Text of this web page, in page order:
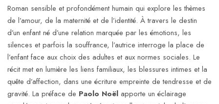
Roman sensible et profondément humain qui explore les thèmes
de l’amour, de la maternité et de l’identité. À travers le destin
d’un enfant né d’une relation marquée par les émotions, les
silences et parfois la souffrance, l’autrice interroge la place de
l’enfant face aux choix des adultes et aux normes sociales. Le
récit met en lumière les liens familiaux, les blessures intimes et la
quête d’affection, dans une écriture empreinte de tendresse et de
gravité. La préface de Paolo Noël apporte un éclairage